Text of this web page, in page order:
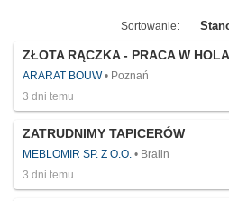
ZŁOTA RĄCZKA - PRACA W
ARARAT BOUW
Poznań
3 dni temu
ZATRUDNIMY TAPICERÓW
MEBLOMIR SP. Z O.O.
Bralin
3 dni temu